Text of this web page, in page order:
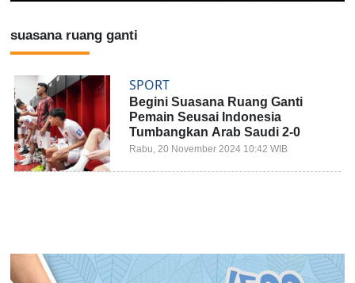
suasana ruang ganti
SPORT
Begini Suasana Ruang Ganti
Pemain Seusai Indonesia
Tumbangkan Arab Saudi 2-0
Rabu, 20 November 2024 10:42 WIB